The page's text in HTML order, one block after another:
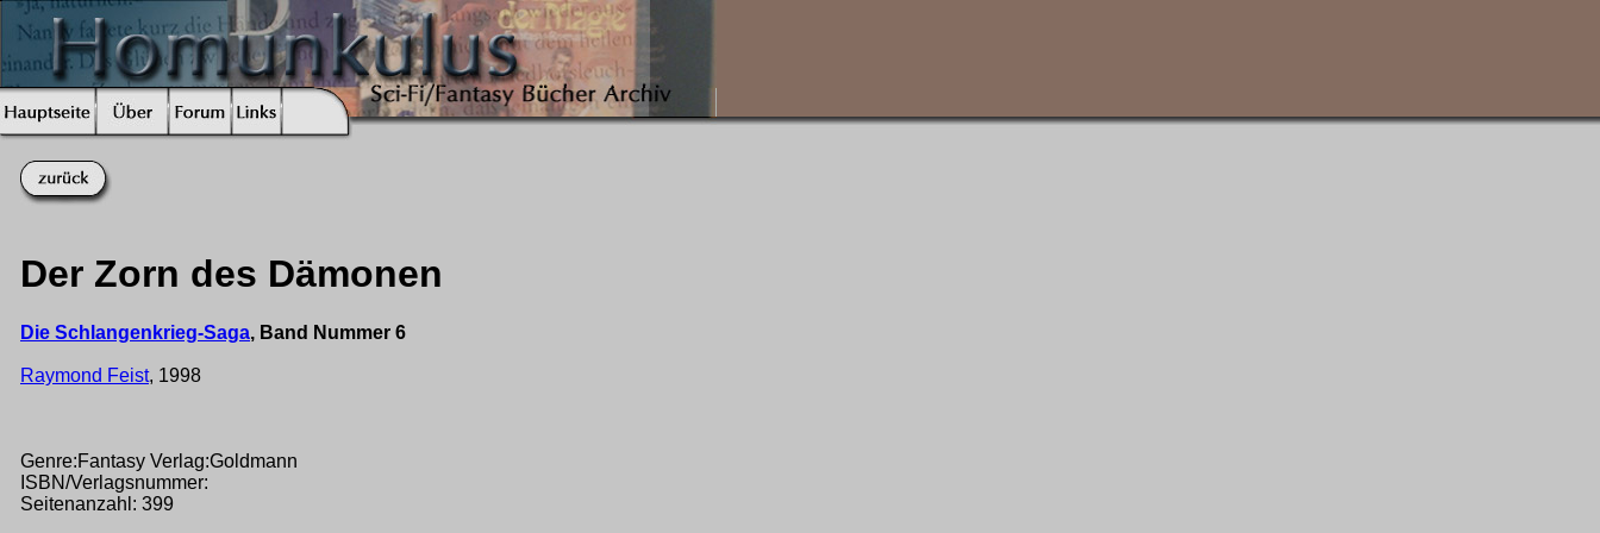
Der Zorn des Dämonen
Die Schlangenkrieg-Saga, Band Nummer 6
Raymond Feist, 1998
Genre:Fantasy Verlag:Goldmann
ISBN/Verlagsnummer:
Seitenanzahl: 399